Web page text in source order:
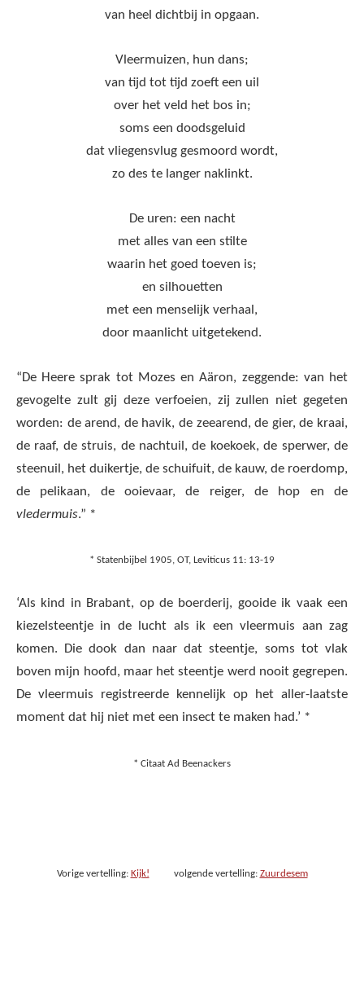
van heel dichtbij in opgaan.
Vleermuizen, hun dans;
van tijd tot tijd zoeft een uil
over het veld het bos in;
soms een doodsgeluid
dat vliegensvlug gesmoord wordt,
zo des te langer naklinkt.
De uren: een nacht
met alles van een stilte
waarin het goed toeven is;
en silhouetten
met een menselijk verhaal,
door maanlicht uitgetekend.
“De Heere sprak tot Mozes en Aäron, zeggende: van het
gevogelte zult gij deze verfoeien, zij zullen niet gegeten
worden: de arend, de havik, de zeearend, de gier, de kraai,
de raaf, de struis, de nachtuil, de koekoek, de sperwer, de
steenuil, het duikertje, de schuifuit, de kauw, de roerdomp,
de pelikaan, de ooievaar, de reiger, de hop en de
vledermuis.” *
* Statenbijbel 1905, OT, Leviticus 11: 13-19
‘Als kind in Brabant, op de boerderij, gooide ik vaak een
kiezelsteentje in de lucht als ik een vleermuis aan zag
komen. Die dook dan naar dat steentje, soms tot vlak
boven mijn hoofd, maar het steentje werd nooit gegrepen.
De vleermuis registreerde kennelijk op het aller-laatste
moment dat hij niet met een insect te maken had.’ *
* Citaat Ad Beenackers
Vorige vertelling: Kijk! volgende vertelling: Zuurdesem